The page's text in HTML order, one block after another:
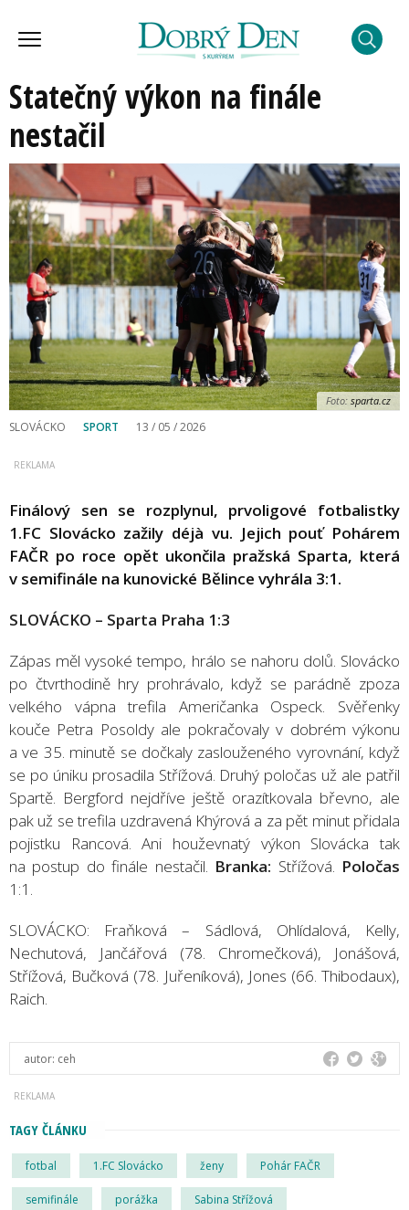
Statečný výkon na finále
nestačil
Foto: sparta.cz
SLOVÁCKO SPORT 13 / 05 / 2026
Finálový sen se rozplynul, prvoligové fotbalistky
1.FC Slovácko zažily déjà vu. Jejich pouť Pohárem
FAČR po roce opět ukončila pražská Sparta, která
v semifinále na kunovické Bělince vyhrála 3:1.
SLOVÁCKO – Sparta Praha 1:3
Zápas měl vysoké tempo, hrálo se nahoru dolů. Slovácko
po čtvrthodině hry prohrávalo, když se parádně zpoza
velkého vápna trefila Američanka Ospeck. Svěřenky
kouče Petra Posoldy ale pokračovaly v dobrém výkonu
a ve 35. minutě se dočkaly zaslouženého vyrovnání, když
se po úniku prosadila Střížová. Druhý poločas už ale patřil
Spartě. Bergford nejdříve ještě orazítkovala břevno, ale
pak už se trefila uzdravená Khýrová a za pět minut přidala
pojistku Rancová. Ani houževnatý výkon Slovácka tak
na postup do finále nestačil. Branka: Střížová. Poločas
1:1.
SLOVÁCKO: Fraňková – Sádlová, Ohlídalová, Kelly,
Nechutová, Jančářová (78. Chromečková), Jonášová,
Střížová, Bučková (78. Juřeníková), Jones (66. Thibodaux),
Raich.
autor: ceh
TAGY ČLÁNKU
fotbal 1.FC Slovácko ženy Pohár FAČR
semifinále porážka Sabina Střížová